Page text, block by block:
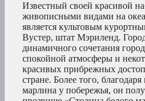
Известный своей красивой
живописными видами на
является культовым
Вустер, штат Мэриленд.
динамичного сочетания
спокойной атмосферы и
красивых прибрежных
стране. Более того,
марлина у побережья, он